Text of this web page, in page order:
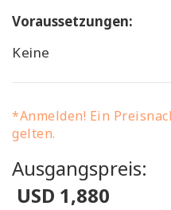
Voraussetzungen:
Keine
*Anmelden! Ein
gelten.
Ausgangspreis:
USD 1,880